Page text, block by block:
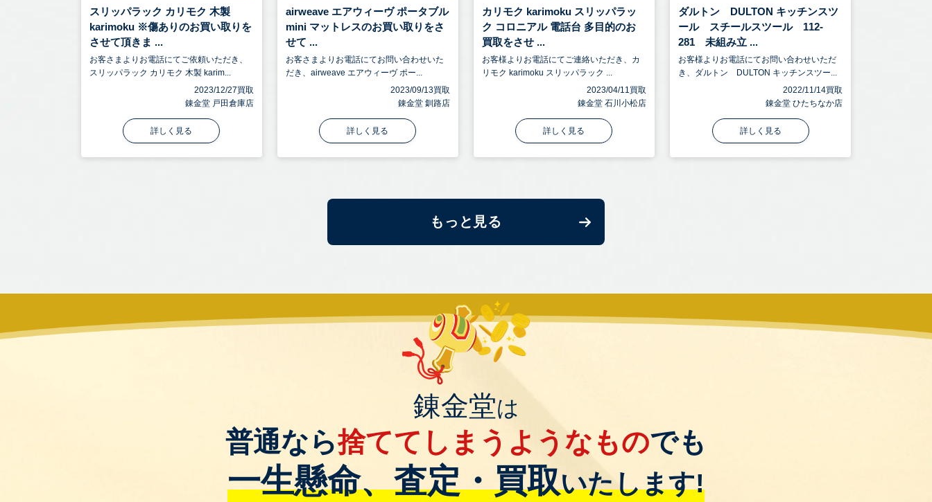
スリッパラック カリモク 木製
karimoku ※傷ありのお買い取りを
させて頂きま ...
お客さまよりお電話にてご依頼いただき、
スリッパラック カリモク 木製 karim...
2023/12/27買取
錬金堂 戸田倉庫店
詳しく見る
airweave エアウィーヴ ポータブル
mini マットレスのお買い取りをさ
せて ...
お客さまよりお電話にてお問い合わせいた
だき、airweave エアウィーヴ ポー...
2023/09/13買取
錬金堂 釧路店
詳しく見る
カリモク karimoku スリッパラッ
ク コロニアル 電話台 多目的のお
買取をさせ ...
お客様よりお電話にてご連絡いただき、カ
リモク karimoku スリッパラック ...
2023/04/11買取
錬金堂 石川小松店
詳しく見る
ダルトン DULTON キッチンスツ
ール スチールスツール 112-
281 未組み立 ...
お客様よりお電話にてお問い合わせいただ
き、ダルトン DULTON キッチンスツー...
2022/11/14買取
錬金堂 ひたちなか店
詳しく見る
もっと見る
錬金堂は
普通なら捨ててしまうようなものでも
一生懸命、査定・買取いたします!